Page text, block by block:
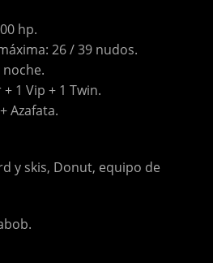
hp.
26 / 39 nudos.
noche.
1 Vip + 1 Twin.
Azafata.
y skis, Donut, equipo de